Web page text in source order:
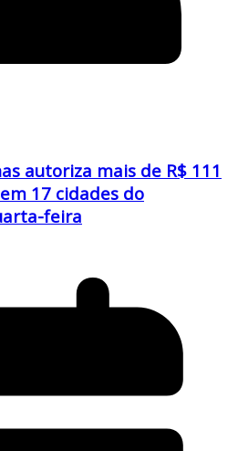
autoriza mais de R$ 111
17 cidades do
feira